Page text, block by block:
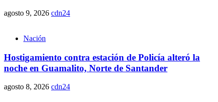
agosto 9, 2026 cdn24
Nación
Hostigamiento contra estación de Policía alteró la
noche en Guamalito, Norte de Santander
agosto 8, 2026 cdn24